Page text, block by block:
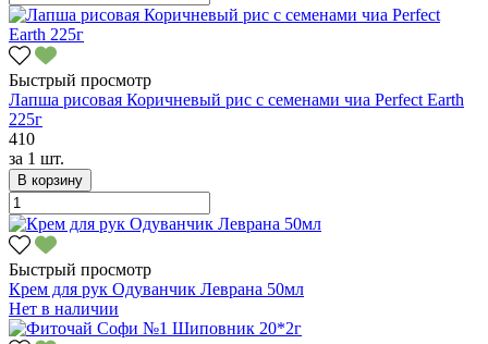
Быстрый просмотр
Лапша рисовая Коричневый рис с семенами чиа Perfect Earth
225г
410
за 1 шт.
В корзину
Быстрый просмотр
Крем для рук Одуванчик Леврана 50мл
Нет в наличии